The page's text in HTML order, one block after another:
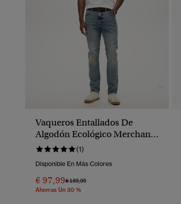
Vaqueros Entallados De
Algodón Ecológico Merchant
Store
(1)
Disponible En Más Colores
€ 97,99Precio Rebajado De
€ 139,99A
Ahorras Un 30 %